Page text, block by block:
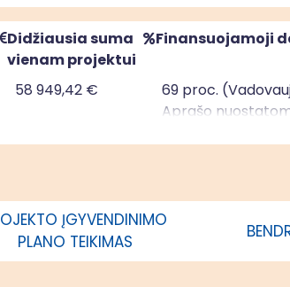
Didžiausia suma
vienam projektui
Finansuojamoji
58 949,42 €
69 proc.
Aprašo
ĮGYVENDINIMO
PLANO TEIKIMAS